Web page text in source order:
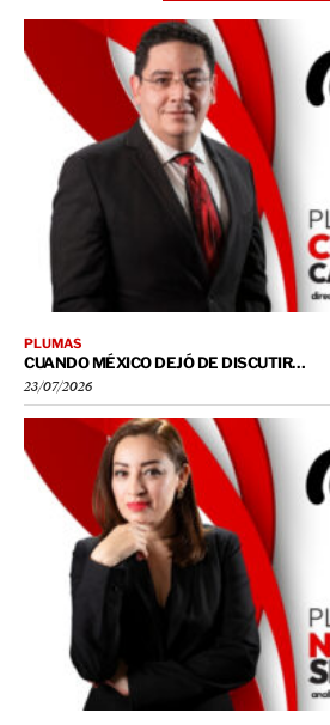
PLUMAS
CUANDO MÉXICO DEJÓ DE DISCUTIR…
23/07/2026